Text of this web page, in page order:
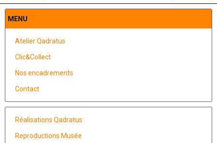
MENU
Atelier Qadratus
Clic&Collect
Nos encadrements
Contact
Réalisations Qadratus
Reproductions Musée